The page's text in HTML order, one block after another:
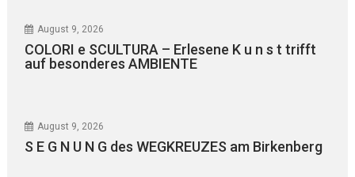
August 9, 2026
COLORI e SCULTURA – Erlesene K u n s t trifft
auf besonderes AMBIENTE
August 9, 2026
S E G N U N G des WEGKREUZES am Birkenberg